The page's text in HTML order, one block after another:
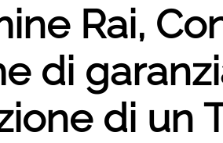
Rai,
di
di un